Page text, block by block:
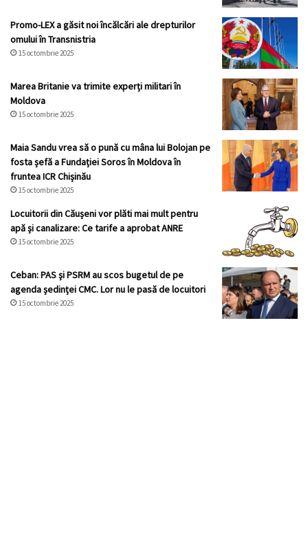
Promo-LEX a găsit noi încălcări ale drepturilor
omului în Transnistria
15 octombrie 2025
Marea Britanie va trimite experți militari în
Moldova
15 octombrie 2025
Maia Sandu vrea să o pună cu mâna lui Bolojan pe
fosta șefă a Fundației Soros în Moldova în
fruntea ICR Chișinău
15 octombrie 2025
Locuitorii din Căușeni vor plăti mai mult pentru
apă și canalizare: Ce tarife a aprobat ANRE
15 octombrie 2025
Ceban: PAS și PSRM au scos bugetul de pe
agenda ședinței CMC. Lor nu le pasă de locuitori
15 octombrie 2025